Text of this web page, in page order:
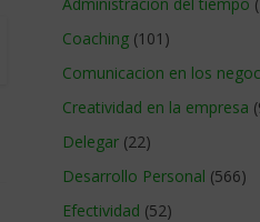
Coaching (101)
Comunicacion en los
Creatividad en la empresa
Delegar (22)
Desarrollo Personal (566)
Efectividad (52)